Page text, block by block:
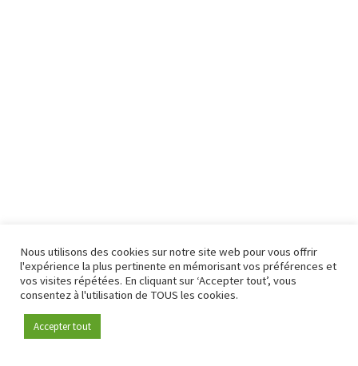
Devenez membre
Nous utilisons des cookies sur notre site web pour vous offrir
l'expérience la plus pertinente en mémorisant vos préférences et
vos visites répétées. En cliquant sur ‘Accepter tout’, vous
consentez à l'utilisation de TOUS les cookies.
Accepter tout